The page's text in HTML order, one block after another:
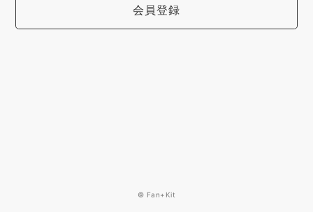
会員登録
© Fan+Kit